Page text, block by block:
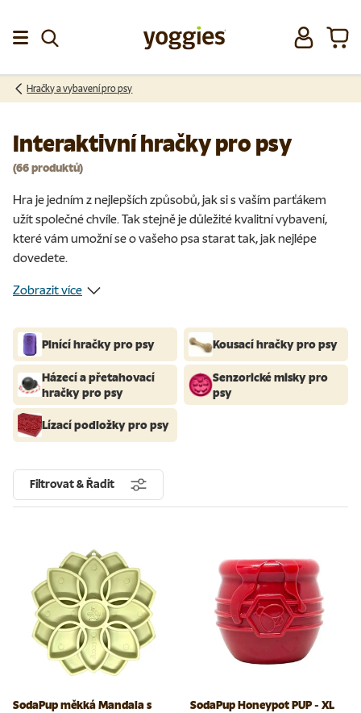
Přeskočit na obsah
Přihlásit se
Hračky a vybavení pro psy
Interaktivní hračky pro psy
(66 produktů)
Hra je jedním z nejlepších způsobů, jak si s vaším parťákem
užít společné chvíle. Tak stejně je důležité kvalitní vybavení,
které vám umožní se o vašeho psa starat tak, jak nejlépe
dovedete.
Zobrazit více
Plnící hračky pro psy Kousací hračky pro psy
Házecí a přetahovací
hračky pro psy
Senzorické misky pro
psy
Lízací podložky pro psy
Filtrovat & Řadit
SodaPup měkká Mandala s
SodaPup Honeypot PUP - XL